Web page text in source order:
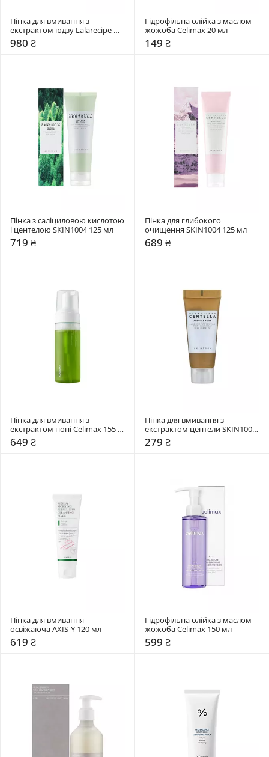
Пінка для вмивання з
екстрактом юдзу Lalarecipe
200 мл
980 ₴
Гідрофільна олійка з маслом
жожоба Celimax 20 мл
149 ₴
Пінка з саліциловою кислотою
і центелою SKIN1004 125 мл
719 ₴
Пінка для глибокого
очищення SKIN1004 125 мл
689 ₴
Пінка для вмивання з
екстрактом ноні Celimax 155
мл
649 ₴
Пінка для вмивання з
екстрактом центели SKIN1004
20 мл
279 ₴
Пінка для вмивання
освіжаюча AXIS-Y 120 мл
619 ₴
Гідрофільна олійка з маслом
жожоба Celimax 150 мл
599 ₴